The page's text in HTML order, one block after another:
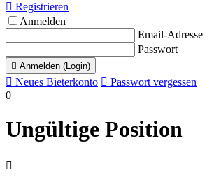
 Registrieren
Anmelden
Email-Adresse
Passwort
 Anmelden (Login)
 Neues Bieterkonto  Passwort vergessen
0
Ungültige Position
